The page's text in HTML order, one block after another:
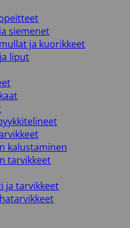
siemenet
ja kuorikkeet
liput
kalustaminen
tarvikkeet
ja tarvikkeet